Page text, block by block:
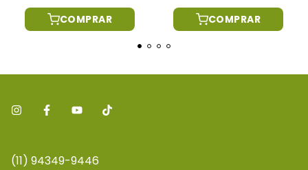
COMPRAR COMPRAR
(11) 94349-9446